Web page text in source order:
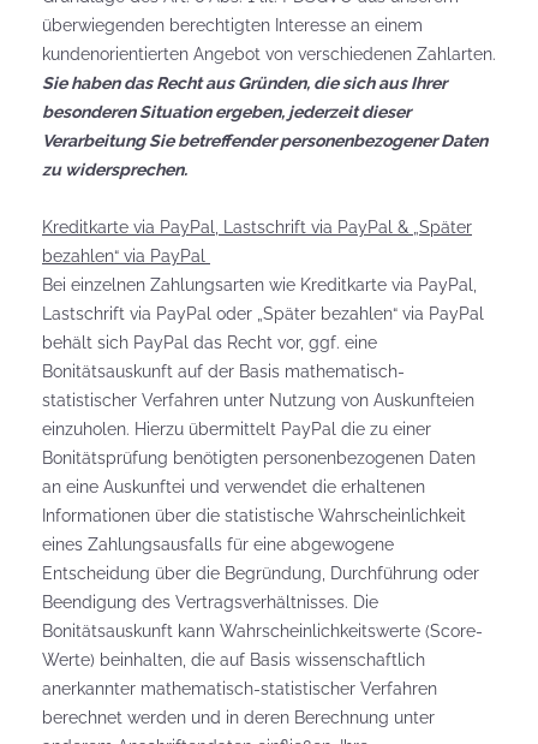
überwiegenden berechtigten Interesse an einem
kundenorientierten Angebot von verschiedenen Zahlarten.
Sie haben das Recht aus Gründen, die sich aus Ihrer
besonderen Situation ergeben, jederzeit dieser
Verarbeitung Sie betreffender personenbezogener Daten
zu widersprechen.
Kreditkarte via PayPal, Lastschrift via PayPal & „Später
bezahlen“ via PayPal
Bei einzelnen Zahlungsarten wie Kreditkarte via PayPal,
Lastschrift via PayPal oder „Später bezahlen“ via PayPal
behält sich PayPal das Recht vor, ggf. eine
Bonitätsauskunft auf der Basis mathematisch-
statistischer Verfahren unter Nutzung von Auskunfteien
einzuholen. Hierzu übermittelt PayPal die zu einer
Bonitätsprüfung benötigten personenbezogenen Daten
an eine Auskunftei und verwendet die erhaltenen
Informationen über die statistische Wahrscheinlichkeit
eines Zahlungsausfalls für eine abgewogene
Entscheidung über die Begründung, Durchführung oder
Beendigung des Vertragsverhältnisses. Die
Bonitätsauskunft kann Wahrscheinlichkeitswerte (Score-
Werte) beinhalten, die auf Basis wissenschaftlich
anerkannter mathematisch-statistischer Verfahren
berechnet werden und in deren Berechnung unter